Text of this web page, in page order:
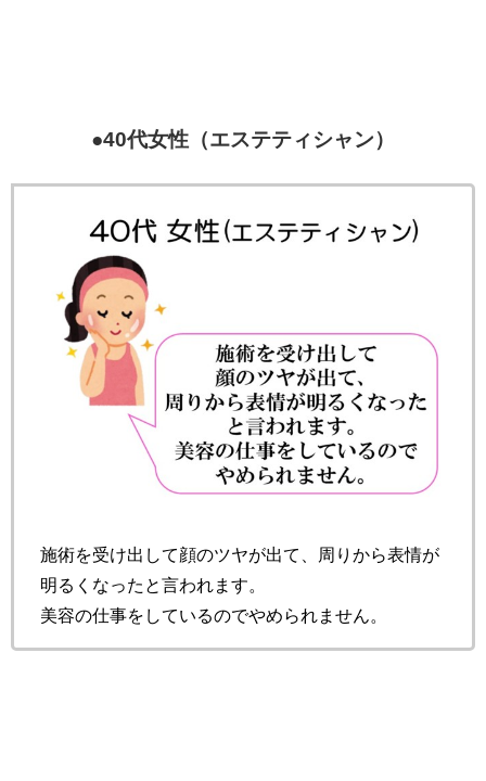
●40代女性（エステティシャン）
施術を受け出して顔のツヤが出て、周りから表情が
明るくなったと言われます。
美容の仕事をしているのでやめられません。